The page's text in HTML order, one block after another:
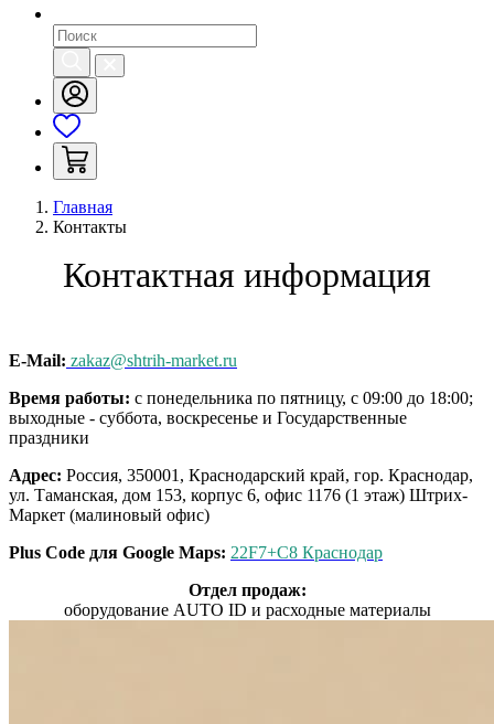
Главная
Контакты
Контактная информация
E-Mail: zakaz@shtrih-market.ru
Время работы: с понедельника по пятницу, с 09:00 до 18:00;
выходные - суббота, воскресенье и Государственные
праздники
Адрес: Россия, 350001, Краснодарский край, гор. Краснодар,
ул. Таманская, дом 153, корпус 6, офис 1176 (1 этаж) Штрих-
Маркет (малиновый офис)
Plus Code для Google Maps: 22F7+C8 Краснодар
Отдел продаж:
оборудование AUTO ID и расходные материалы